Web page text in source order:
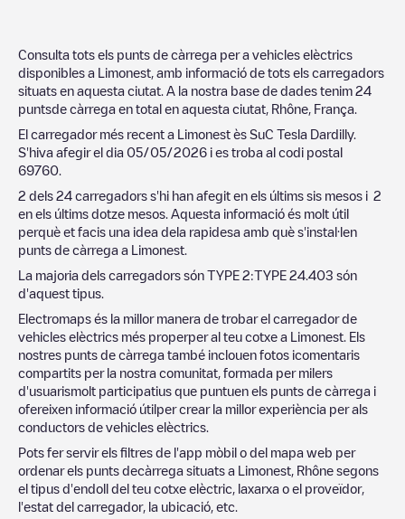
Consulta tots els punts de càrrega per a vehicles elèctrics
disponibles a Limonest , amb informació de tots els carregadors
situats en aquesta ciutat. A la nostra base de dades tenim 24
puntsde càrrega en total en aquesta ciutat, Rhône França
El carregador més recent a Limonest ès SuC Tesla Dardilly.
S'hiva afegir el dia 05/05/2026 i es troba al codi postal
69760
2 dels 24 carregadors s'hi han afegit en els últims sis mesos i 2
en els últims dotze mesos. Aquesta informació és molt útil
perquè et facis una idea dela rapidesa amb què s'instal·len
punts de càrrega a Limonest
La majoria dels carregadors són TYPE 2:TYPE 24.403 són
d'aquest tipus.
Electromaps és la millor manera de trobar el carregador de
vehicles elèctrics més properper al teu cotxe a Limonest . Els
nostres punts de càrrega també inclouen fotos icomentaris
compartits per la nostra comunitat, formada per milers
d'usuarismolt participatius que puntuen els punts de càrrega i
ofereixen informació útilper crear la millor experiència per als
conductors de vehicles elèctrics.
Pots fer servir els filtres de l'app mòbil o del mapa web per
ordenar els punts decàrrega situats a Limonest Rhône segons
el tipus d'endoll del teu cotxe elèctric, laxarxa o el proveïdor,
l'estat del carregador, la ubicació, etc.